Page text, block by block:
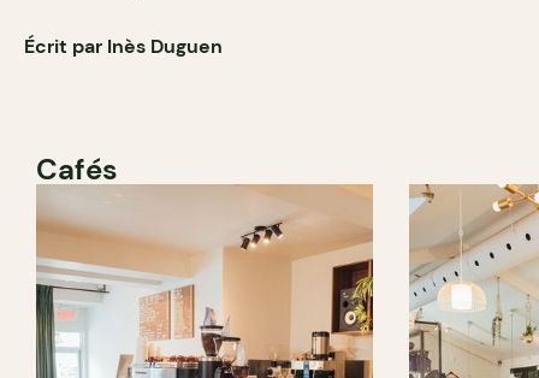
Écrit par Inès Duguen
Cafés